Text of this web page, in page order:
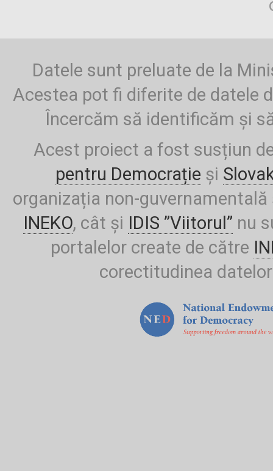
Datele sunt preluate de la
Acestea pot fi diferite de datele
Încercăm să identificăm și
Acest proiect a fost susțiun
pentru Democrație și
organizația non-
INEKO, cât și IDIS ”Viitorul” nu
portalelor create de către
corectitudinea